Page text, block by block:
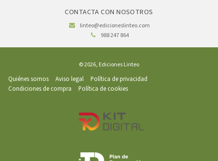
CONTACTA CON NOSOTROS
linteo@edicioneslinteo.com
988 247 864
© 2026, Ediciones Linteo
Quiénes somos Aviso legal
Política de privacidad
Condiciones de compra
Política de cookies